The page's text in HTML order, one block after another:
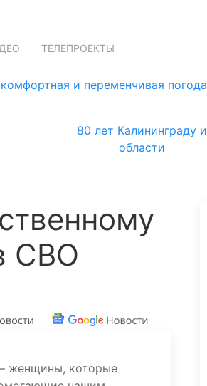
ТЕЛЕПРОЕКТЫ
и переменчивая погода
80 лет Калининграду и
области
СВО
женщины, которые